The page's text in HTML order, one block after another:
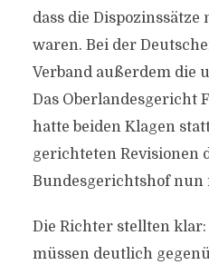
dass die
waren. Bei der
Verband außerdem die
Das Oberlandesgericht
hatte beiden Klagen
gerichteten Revisionen
Bundesgerichtshof nun
Die Richter stellten klar:
müssen deutlich